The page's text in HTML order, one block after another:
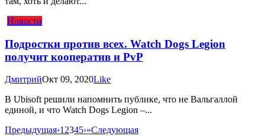
Новости
Подростки против всех. Watch Dogs Legion
получит кооператив и PvP
ДмитрийОкт 09, 2020Like
В Ubisoft решили напомнить публике, что не Вальгаллой
единой, и что Watch Dogs Legion –...
Предыдущая‹12345›»Следующая